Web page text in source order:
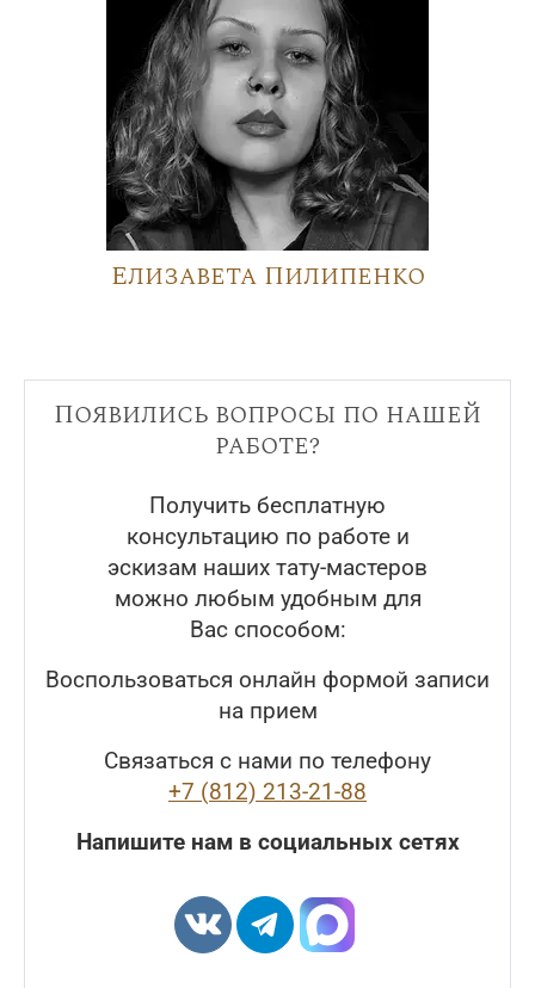
Елизавета Пилипенко
Появились вопросы по нашей
работе?
Получить бесплатную
консультацию по работе и
эскизам наших тату-мастеров
можно любым удобным для
Вас способом:
Воспользоваться онлайн формой записи
на прием
Связаться с нами по телефону
+7 (812) 213-21-88
Напишите нам в социальных сетях